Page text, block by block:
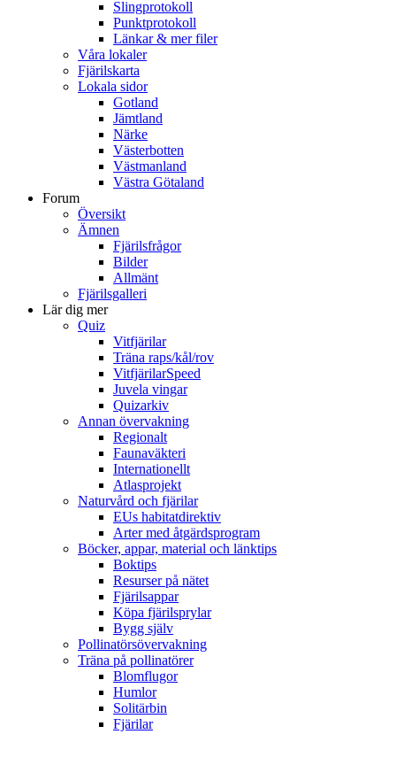
Slingprotokoll
Punktprotokoll
Länkar & mer filer
Våra lokaler
Fjärilskarta
Lokala sidor
Gotland
Jämtland
Närke
Västerbotten
Västmanland
Västra Götaland
Forum
Översikt
Ämnen
Fjärilsfrågor
Bilder
Allmänt
Fjärilsgalleri
Lär dig mer
Quiz
Vitfjärilar
Träna raps/kål/rov
VitfjärilarSpeed
Juvela vingar
Quizarkiv
Annan övervakning
Regionalt
Faunaväkteri
Internationellt
Atlasprojekt
Naturvård och fjärilar
EUs habitatdirektiv
Arter med åtgärdsprogram
Böcker, appar, material och länktips
Boktips
Resurser på nätet
Fjärilsappar
Köpa fjärilsprylar
Bygg själv
Pollinatörsövervakning
Träna på pollinatörer
Blomflugor
Humlor
Solitärbin
Fjärilar